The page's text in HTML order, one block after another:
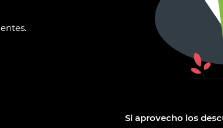
Si aprovecho los